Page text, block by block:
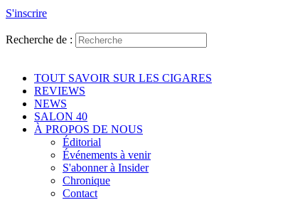
S'inscrire
Recherche de :
TOUT SAVOIR SUR LES CIGARES
REVIEWS
NEWS
SALON 40
À PROPOS DE NOUS
Éditorial
Événements à venir
S'abonner à Insider
Chronique
Contact